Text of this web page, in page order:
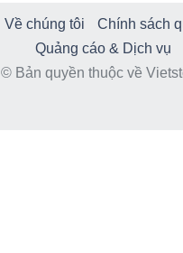
Về chúng tôi
Chính sách
Quảng cáo & Dịch vụ
© Bản quyền thuộc về